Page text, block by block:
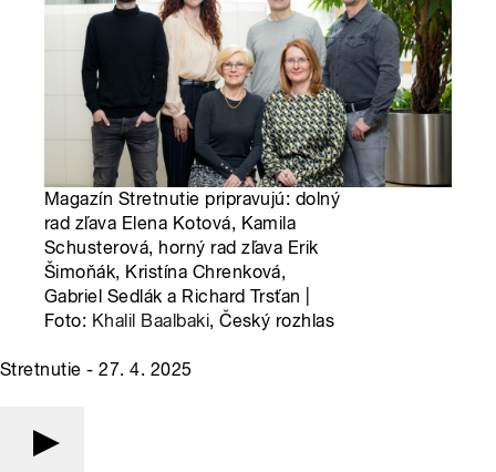
Magazín Stretnutie pripravujú: dolný
rad zľava Elena Kotová, Kamila
Schusterová, horný rad zľava Erik
Šimoňák, Kristína Chrenková,
Gabriel Sedlák a Richard Trsťan |
Foto: Khalil Baalbaki, Český rozhlas
Stretnutie - 27. 4. 2025